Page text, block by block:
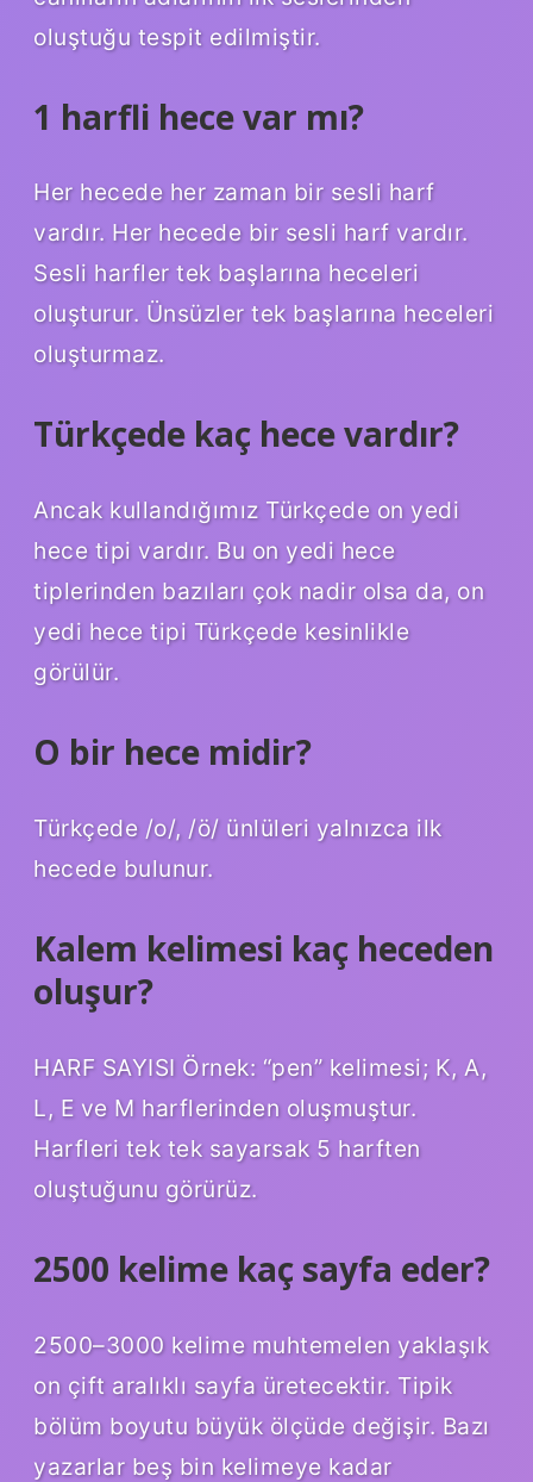
oluştuğu tespit edilmiştir.
1 harfli hece var mı?
Her hecede her zaman bir sesli harf
vardır. Her hecede bir sesli harf vardır.
Sesli harfler tek başlarına heceleri
oluşturur. Ünsüzler tek başlarına heceleri
oluşturmaz.
Türkçede kaç hece vardır?
Ancak kullandığımız Türkçede on yedi
hece tipi vardır. Bu on yedi hece
tiplerinden bazıları çok nadir olsa da, on
yedi hece tipi Türkçede kesinlikle
görülür.
O bir hece midir?
Türkçede /o/, /ö/ ünlüleri yalnızca ilk
hecede bulunur.
Kalem kelimesi kaç heceden
oluşur?
HARF SAYISI Örnek: “pen” kelimesi; K, A,
L, E ve M harflerinden oluşmuştur.
Harfleri tek tek sayarsak 5 harften
oluştuğunu görürüz.
2500 kelime kaç sayfa eder?
2500–3000 kelime muhtemelen yaklaşık
on çift aralıklı sayfa üretecektir. Tipik
bölüm boyutu büyük ölçüde değişir. Bazı
yazarlar beş bin kelimeye kadar